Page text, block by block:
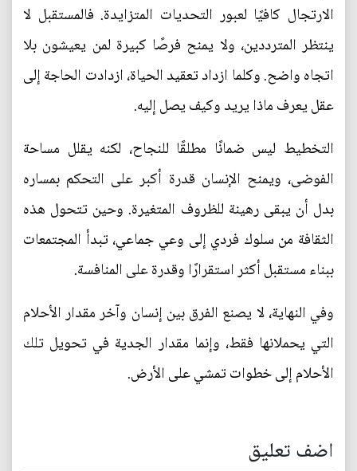
الارتجال كافيًا لعبور التحديات المتزايدة. فالمستقبل لا
ينتظر المترددين، ولا يمنح فرصًا كبيرة لمن يعيشون بلا
اتجاه واضح. وكلما ازداد تعقيد الحياة، ازدادت الحاجة إلى
عقل يعرف ماذا يريد وكيف يصل إليه.
التخطيط ليس ضمانًا مطلقًا للنجاح، لكنه يقلل مساحة
الفوضى، ويمنح الإنسان قدرة أكبر على التحكم بمساره
بدل أن يبقى رهينة للظروف المتغيرة. وحين تتحول هذه
الثقافة من سلوك فردي إلى وعي جماعي، تبدأ المجتمعات
ببناء مستقبل أكثر استقرارًا وقدرة على المنافسة.
وفي النهاية، لا يصنع الفرق بين إنسان وآخر مقدار الأحلام
التي يحملانها فقط، وإنما مقدار الجدية في تحويل تلك
الأحلام إلى خطوات تمشي على الأرض.
اضف تعليق